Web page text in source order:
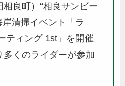
良町）“相良サンビー
清掃イベント「ラ
ティング 1st」を開催
多くのライダーが参加